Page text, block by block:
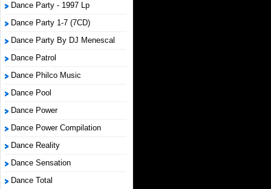
Dance Party - 1997 Lp
Dance Party 1-7 (7CD)
Dance Party By DJ Menescal
Dance Patrol
Dance Philco Music
Dance Pool
Dance Power
Dance Power Compilation
Dance Reality
Dance Sensation
Dance Total